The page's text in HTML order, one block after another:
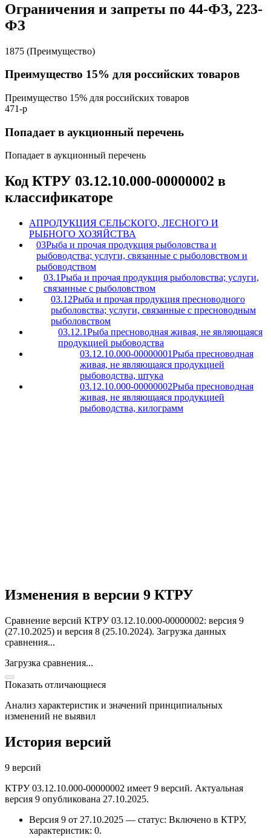
Ограничения и запреты по 44-ФЗ, 223-
ФЗ
1875 (Преимущество)
Преимущество 15% для российских товаров
Преимущество 15% для российских товаров
471-р
Попадает в аукционный перечень
Попадает в аукционный перечень
Код КТРУ 03.12.10.000-00000002 в
классификаторе
AПРОДУКЦИЯ СЕЛЬСКОГО, ЛЕСНОГО И
РЫБНОГО ХОЗЯЙСТВА
03Рыба и прочая продукция рыболовства и
рыбоводства; услуги, связанные с рыболовством и
рыбоводством
03.1Рыба и прочая продукция рыболовства; услуги,
связанные с рыболовством
03.12Рыба и прочая продукция пресноводного
рыболовства; услуги, связанные с пресноводным
рыболовством
03.12.1Рыба пресноводная живая, не являющаяся
продукцией рыбоводства
03.12.10.000-00000001Рыба пресноводная
живая, не являющаяся продукцией
рыбоводства, штука
03.12.10.000-00000002Рыба пресноводная
живая, не являющаяся продукцией
рыбоводства, килограмм
Изменения в версии 9 КТРУ
Сравнение версий КТРУ 03.12.10.000-00000002: версия 9
(27.10.2025) и версия 8 (25.10.2024). Загрузка данных
сравнения...
Загрузка сравнения...
Показать отличающиеся
Анализ характеристик и значений принципиальных
изменений не выявил
История версий
9 версий
КТРУ 03.12.10.000-00000002 имеет 9 версий. Актуальная
версия 9 опубликована 27.10.2025.
Версия 9 от 27.10.2025 — статус: Включено в КТРУ,
характеристик: 0.